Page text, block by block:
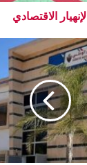
الإنهيار الاقتصادي